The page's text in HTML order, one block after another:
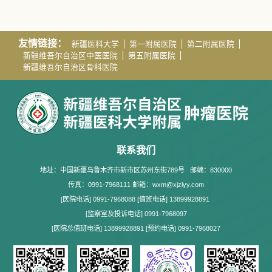
友情链接： 新疆医科大学 第一附属医院
第二附属医院
新疆维吾尔自治区中医医院
第五附属医院
新疆维吾尔自治区骨科医院
联系我们
地址：中国新疆乌鲁木齐市新市区苏州东街789号 邮编：830000
传真：0991-7968111 邮箱：wxm@xjzlyy.com
[医院电话] 0991-7968088 [值班电话] 13899928891
[监察室及投诉电话] 0991-7968097
[医院总值班电话] 13899928891 [预约电话] 0991-7968027